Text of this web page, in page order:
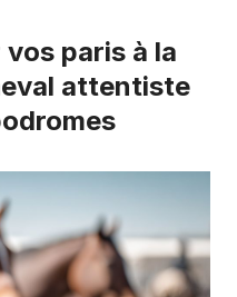
paris à la
attentiste